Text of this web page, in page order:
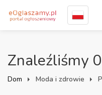
Znaleźliśmy
Dom Moda i zdrowie